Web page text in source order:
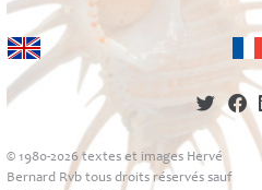
© 1980-2026 textes et images Hervé
Bernard Rvb tous droits réservés sauf